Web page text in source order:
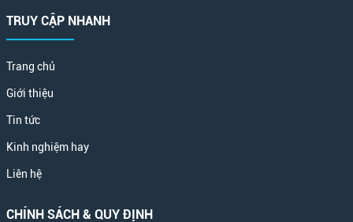
TRUY CẬP NHANH
Trang chủ
Giới thiệu
Tin tức
Kinh nghiệm hay
Liên hệ
CHÍNH SÁCH & QUY ĐỊNH